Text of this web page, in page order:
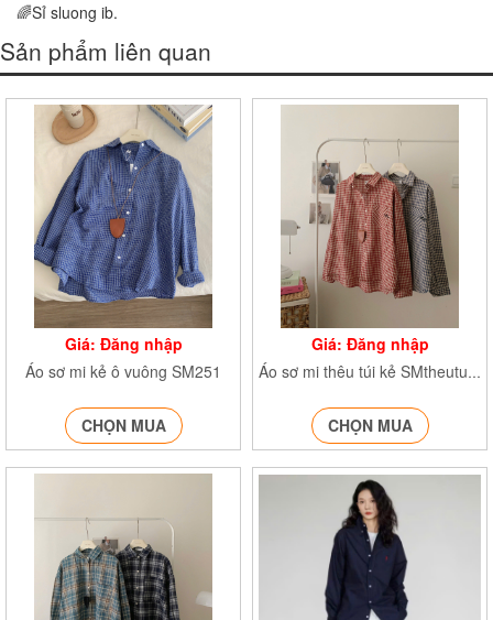
🌈Sỉ sluong ib.
Sản phẩm liên quan
Giá: Đăng nhập
Áo sơ mi kẻ ô vuông SM251
CHỌN MUA
Giá: Đăng nhập
Áo sơ mi thêu túi kẻ SMtheutui253
CHỌN MUA